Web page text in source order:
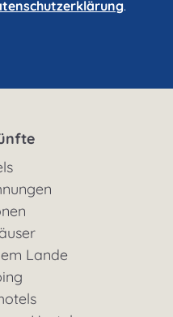
.
Lande